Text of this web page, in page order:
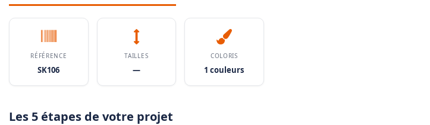
RÉFÉRENCE
SK106
TAILLES
—
COLORIS
1 couleurs
Les 5 étapes de votre projet